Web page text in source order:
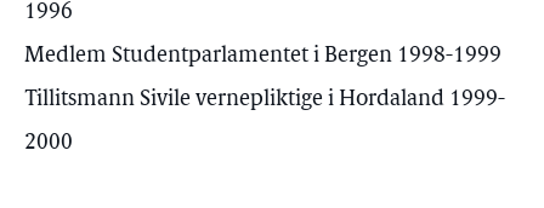
1996
Medlem Studentparlamentet i Bergen 1998-1999
Tillitsmann Sivile vernepliktige i Hordaland 1999-
2000